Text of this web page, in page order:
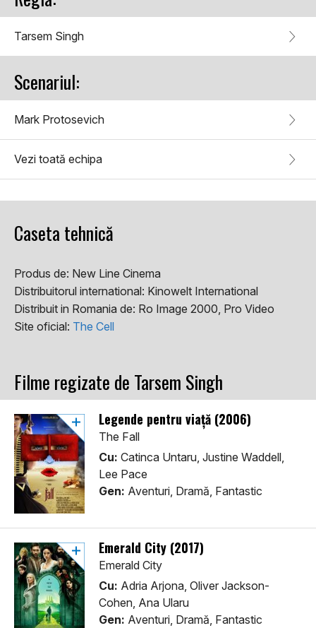
Tarsem Singh
Scenariul:
Mark Protosevich
Vezi toată echipa
Caseta tehnică
Produs de: New Line Cinema
Distribuitorul international: Kinowelt International
Distribuit in Romania de: Ro Image 2000, Pro Video
Site oficial: The Cell
Filme regizate de Tarsem Singh
Legende pentru viață (2006)
The Fall
Cu: Catinca Untaru, Justine Waddell,
Lee Pace
Gen: Aventuri, Dramă, Fantastic
Emerald City (2017)
Emerald City
Cu: Adria Arjona, Oliver Jackson-
Cohen, Ana Ularu
Gen: Aventuri, Dramă, Fantastic